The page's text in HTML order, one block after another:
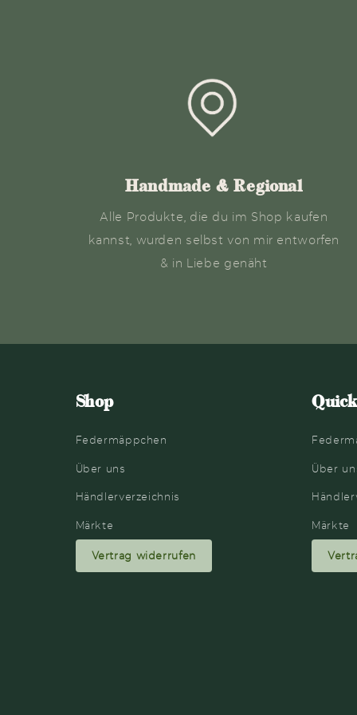
Handmade & Regional
Alle Produkte, die du im Shop kaufen
kannst, wurden selbst von mir entworfen
& in Liebe genäht
Shop
Federmäppchen
Über uns
Händlerverzeichnis
Märkte
Vertrag widerrufen
Über
Märkte